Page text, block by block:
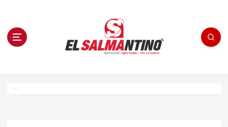
n El Salmantino - medios/noticias/editorial